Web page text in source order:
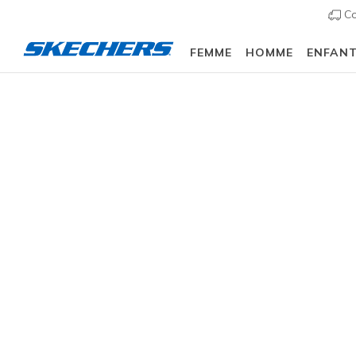
FEMME HOMME ENFANT